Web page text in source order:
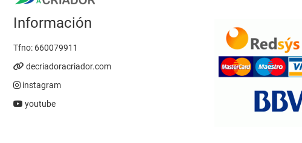
Información
Tfno: 660079911
decriadoracriador.com
instagram
youtube